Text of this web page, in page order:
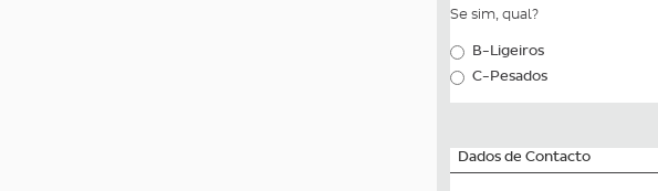
Se sim, qual?
B-Ligeiros
C-Pesados
Dados de Contacto